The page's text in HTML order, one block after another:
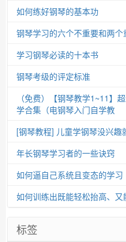
如何练好钢琴的基本功
钢琴学习的六个不重要和两个
学习钢琴必读的十本书
钢琴考级的评定标准
（免费）【钢琴教学1~11】
学合集（电钢琴入门自学教
[钢琴教程] 儿童学钢琴没兴趣
年长钢琴学习者的一些诀窍
如何逼自己系统且变态的学习
如何训练出既能轻松抬高、
标签